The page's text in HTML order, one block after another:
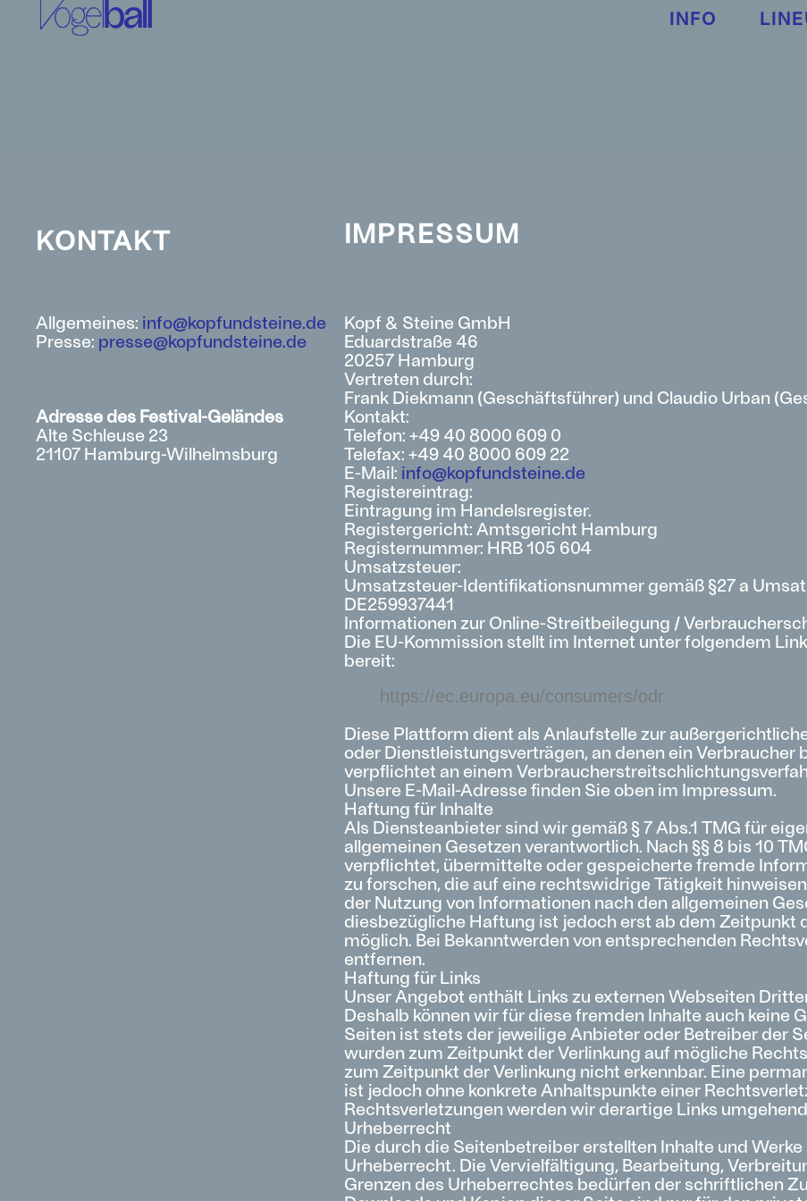
INFO
KONTAKT
Allgemeines: info@kopfundsteine.de
Presse: presse@kopfundsteine.de
Adresse des Festival-Geländes
Alte Schleuse 23
21107 Hamburg-Wilhelmsburg
IMPRESSUM
Kopf & Steine GmbH
Eduardstraße 46
20257 Hamburg
Vertreten durch:
Frank Diekmann (Geschäftsführer) und Claudio Urban
Kontakt:
Telefon: +49 40 8000 609 0
Telefax: +49 40 8000 609 22
E-Mail: info@kopfundsteine.de
Registereintrag:
Eintragung im Handelsregister.
Registergericht: Amtsgericht Hamburg
Registernummer: HRB 105 604
Umsatzsteuer:
Umsatzsteuer-Identifikationsnummer gemäß §27 a
DE259937441
Informationen zur Online-Streitbeilegung /
Die EU-Kommission stellt im Internet unter folgendem
bereit:
https://ec.europa.eu/consumers/odr
Diese Plattform dient als Anlaufstelle zur
oder Dienstleistungsverträgen, an denen ein
verpflichtet an einem
Unsere E-Mail-Adresse finden Sie oben im Impressum.
Haftung für Inhalte
Als Diensteanbieter sind wir gemäß § 7 Abs.1 TMG für
allgemeinen Gesetzen verantwortlich. Nach §§ 8 bis 10
verpflichtet, übermittelte oder gespeicherte fremde
zu forschen, die auf eine rechtswidrige Tätigkeit
der Nutzung von Informationen nach den allgemeinen
diesbezügliche Haftung ist jedoch erst ab dem Zeitpunkt
möglich. Bei Bekanntwerden von entsprechenden
entfernen.
Haftung für Links
Unser Angebot enthält Links zu externen Webseiten
Deshalb können wir für diese fremden Inhalte auch keine
Seiten ist stets der jeweilige Anbieter oder Betreiber der
wurden zum Zeitpunkt der Verlinkung auf mögliche
zum Zeitpunkt der Verlinkung nicht erkennbar. Eine
ist jedoch ohne konkrete Anhaltspunkte einer
Rechtsverletzungen werden wir derartige Links
Urheberrecht
Die durch die Seitenbetreiber erstellten Inhalte und
Urheberrecht. Die Vervielfältigung, Bearbeitung,
Grenzen des Urheberrechtes bedürfen der schriftlichen